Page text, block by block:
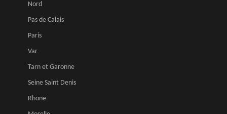
Nord
Pas de Calais
Paris
Var
Tarn et Garonne
Seine Saint Denis
Rhone